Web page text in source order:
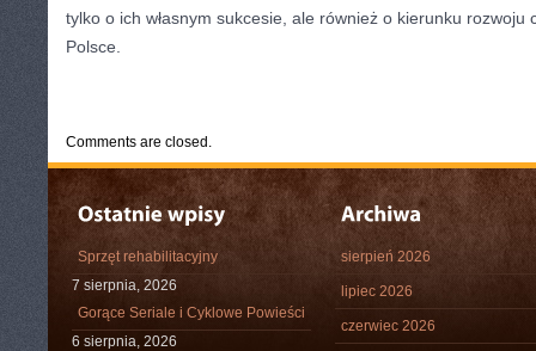
tylko o ich własnym sukcesie, ale również o kierunku rozwoju
Polsce.
Comments are closed.
Sprzęt rehabilitacyjny
7 sierpnia, 2026
Gorące Seriale i Cyklowe Powieści
6 sierpnia, 2026
sierpień 2026
lipiec 2026
czerwiec 2026